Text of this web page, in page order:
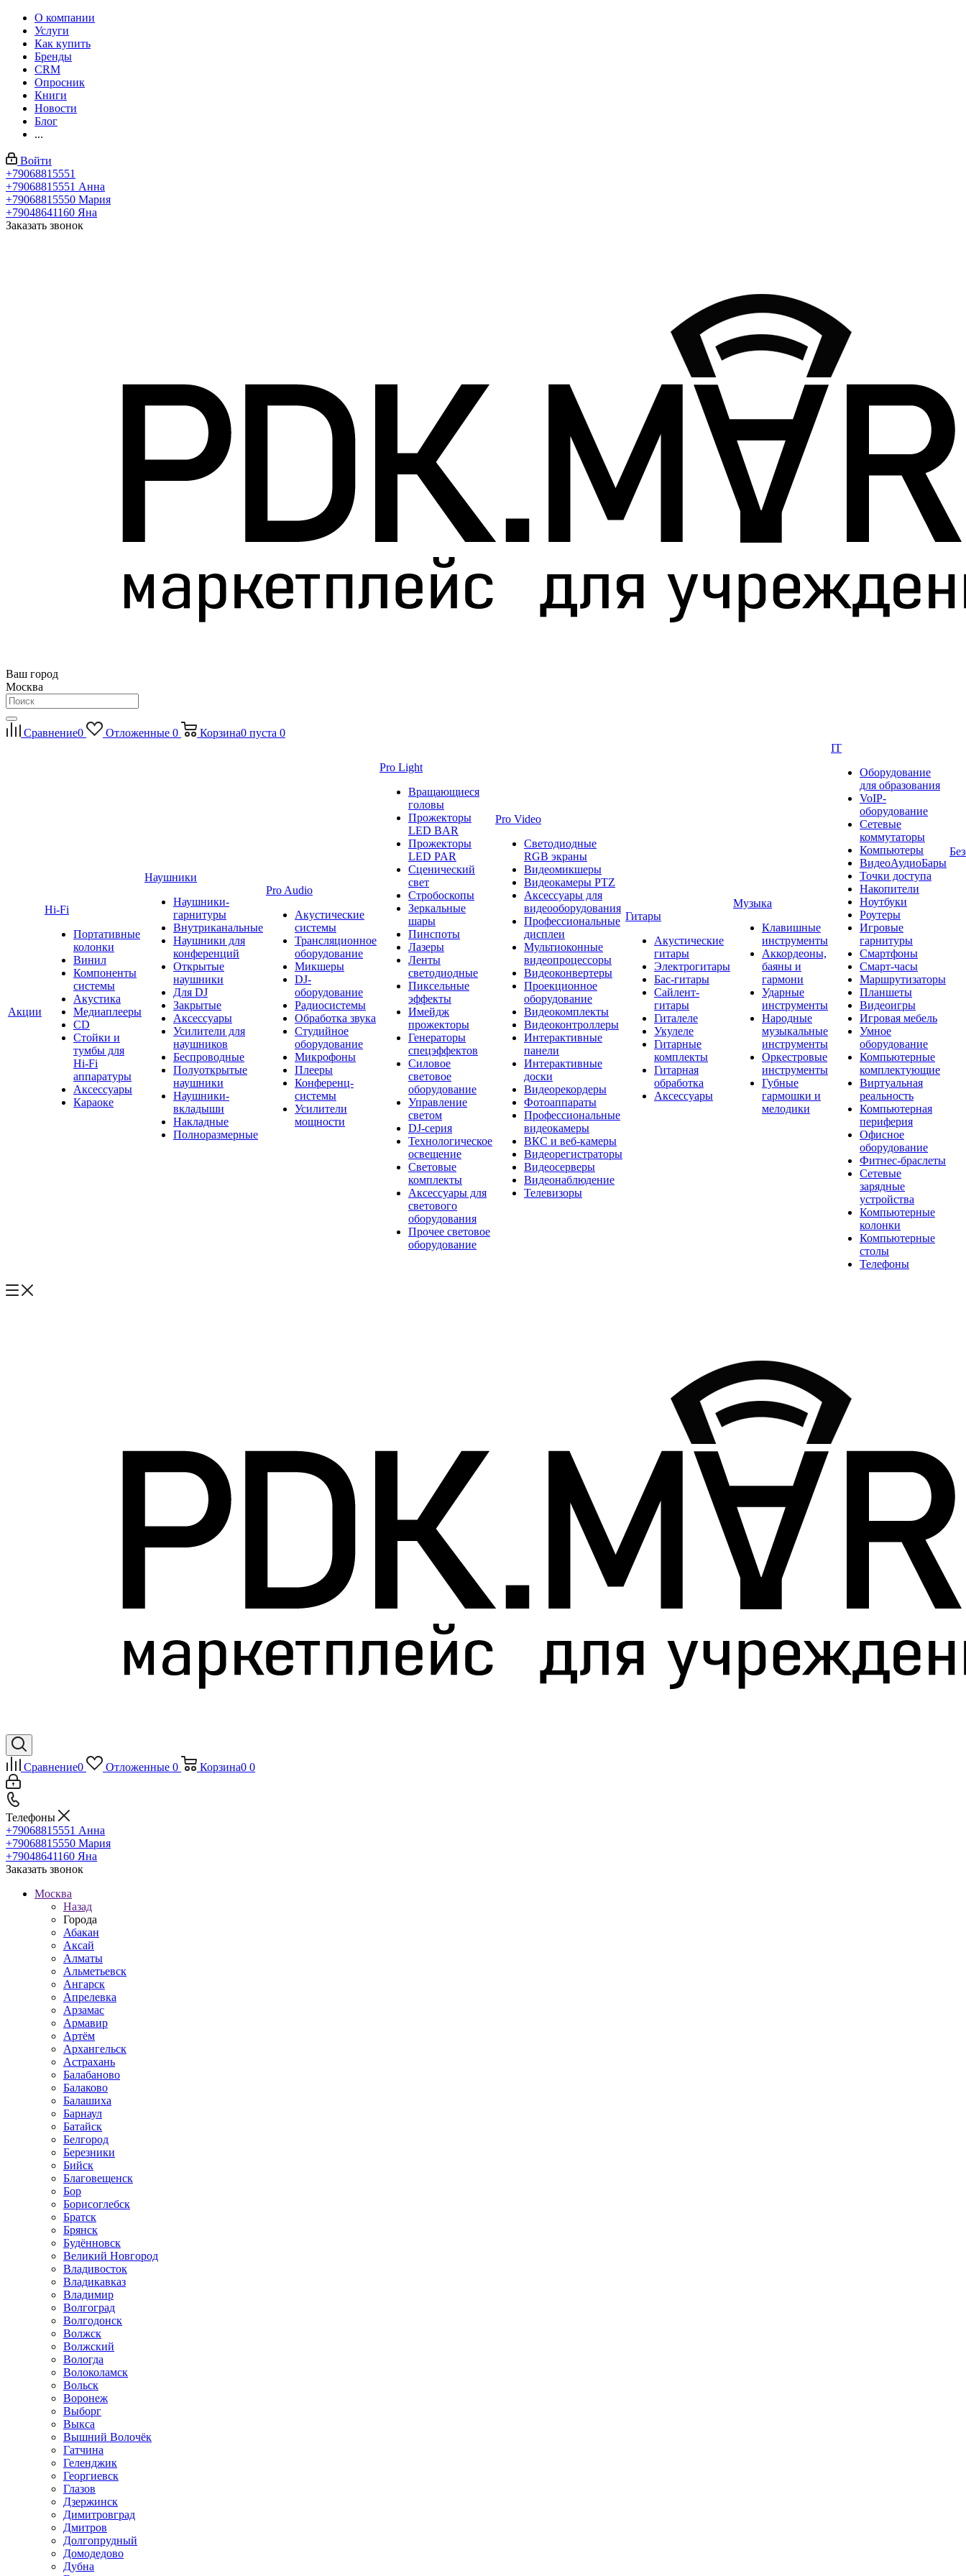
О компании
Услуги
Как купить
Бренды
CRM
Опросник
Книги
Новости
Блог
...
Войти
+79068815551
+79068815551 Анна
+79068815550 Мария
+79048641160 Яна
Заказать звонок
Ваш город
Москва
Сравнение0 Отложенные 0 Корзина0 пуста 0
Акции
Hi-Fi
Портативные
колонки
Винил
Компоненты
системы
Акустика
Медиаплееры
CD
Стойки и
тумбы для
Hi-Fi
аппаратуры
Аксессуары
Караоке
Наушники
Наушники-
гарнитуры
Внутриканальные
Наушники для
конференций
Открытые
наушники
Для DJ
Закрытые
Аксессуары
Усилители для
наушников
Беспроводные
Полуоткрытые
наушники
Наушники-
вкладыши
Накладные
Полноразмерные
Pro Audio
Акустические
системы
Трансляционное
оборудование
Микшеры
DJ-
оборудование
Радиосистемы
Обработка звука
Студийное
оборудование
Микрофоны
Плееры
Конференц-
системы
Усилители
мощности
Pro Light
Вращающиеся
головы
Прожекторы
LED BAR
Прожекторы
LED PAR
Сценический
свет
Стробоскопы
Зеркальные
шары
Пинспоты
Лазеры
Ленты
светодиодные
Пиксельные
эффекты
Имейдж
прожекторы
Генераторы
спецэффектов
Силовое
световое
оборудование
Управление
светом
DJ-серия
Технологическое
освещение
Световые
комплекты
Аксессуары для
светового
оборудования
Прочее световое
оборудование
Pro Video
Светодиодные
RGB экраны
Видеомикшеры
Видеокамеры PTZ
Аксессуары для
видеооборудования
Профессиональные
дисплеи
Мультиоконные
видеопроцессоры
Видеоконвертеры
Проекционное
оборудование
Видеокомплекты
Видеоконтроллеры
Интерактивные
панели
Интерактивные
доски
Видеорекордеры
Фотоаппараты
Профессиональные
видеокамеры
ВКС и веб-камеры
Видеорегистраторы
Видеосерверы
Видеонаблюдение
Телевизоры
Гитары
Акустические
гитары
Электрогитары
Бас-гитары
Сайлент-
гитары
Гиталеле
Укулеле
Гитарные
комплекты
Гитарная
обработка
Аксессуары
Музыка
Клавишные
инструменты
Аккордеоны,
баяны и
гармони
Ударные
инструменты
Народные
музыкальные
инструменты
Оркестровые
инструменты
Губные
гармошки и
мелодики
IT
Оборудование
для образования
VoIP-
оборудование
Сетевые
коммутаторы
Компьютеры
ВидеоАудиоБары
Точки доступа
Накопители
Ноутбуки
Роутеры
Игровые
гарнитуры
Смартфоны
Смарт-часы
Маршрутизаторы
Планшеты
Видеоигры
Игровая мебель
Умное
оборудование
Компьютерные
комплектующие
Виртуальная
реальность
Компьютерная
периферия
Офисное
оборудование
Фитнес-браслеты
Сетевые
зарядные
устройства
Компьютерные
колонки
Компьютерные
столы
Телефоны
Сравнение0 Отложенные 0 Корзина0 0
Телефоны
+79068815551 Анна
+79068815550 Мария
+79048641160 Яна
Заказать звонок
Москва
Назад
Города
Абакан
Аксай
Алматы
Альметьевск
Ангарск
Апрелевка
Арзамас
Армавир
Артём
Архангельск
Астрахань
Балабаново
Балаково
Балашиха
Барнаул
Батайск
Белгород
Березники
Бийск
Благовещенск
Бор
Борисоглебск
Братск
Брянск
Будённовск
Великий Новгород
Владивосток
Владикавказ
Владимир
Волгоград
Волгодонск
Волжск
Волжский
Вологда
Волоколамск
Вольск
Воронеж
Выборг
Выкса
Вышний Волочёк
Гатчина
Геленджик
Георгиевск
Глазов
Дзержинск
Димитровград
Дмитров
Долгопрудный
Домодедово
Дубна